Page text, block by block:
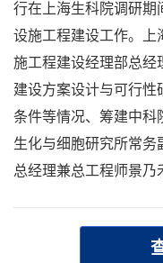
行在上海生科院调研期
设施工程建设工作。上
施工程建设经理部总经
建设方案设计与可行
条件等情况、筹建中科
生化与细胞研究所常务
总经理兼总工程师景乃